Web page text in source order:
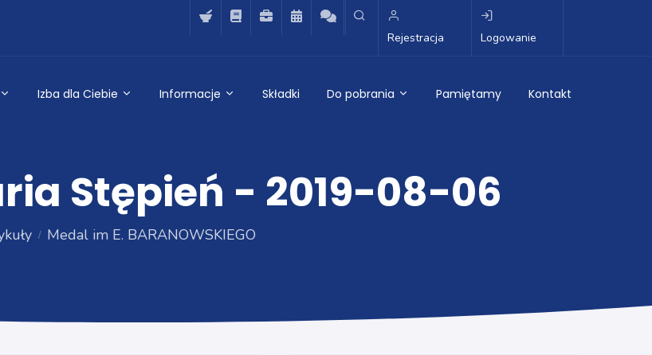
Rejestracja Logowanie
Izba dla Ciebie Informacje Składki Do pobrania Pamiętamy Kontakt
Stępień - 2019-08-06
Medal im E. BARANOWSKIEGO